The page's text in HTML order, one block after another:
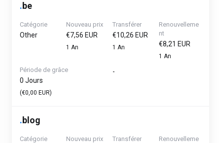
.be
Catégorie
Other
Nouveau prix
€7,56 EUR
1 An
Transférer
€10,26 EUR
1 An
Renouvelleme
nt
€8,21 EUR
1 An
Période de grâce
0 Jours
(€0,00 EUR)
-
.blog
Catégorie Nouveau prix Transférer
Renouvelleme